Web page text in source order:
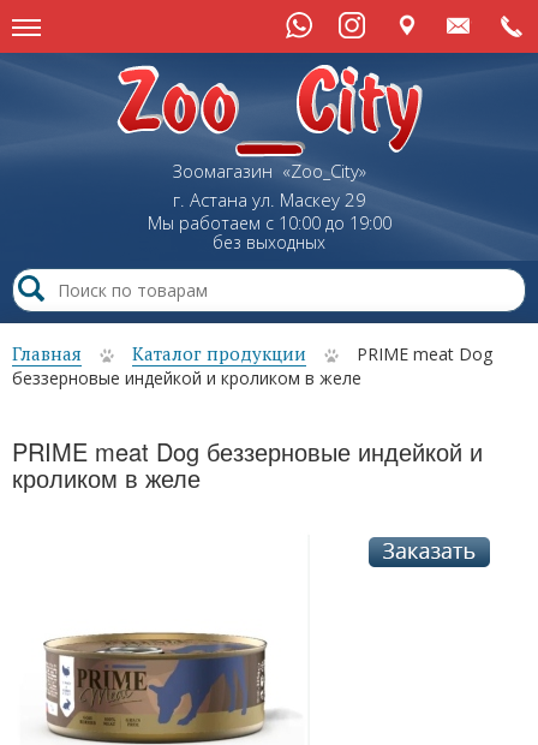
Зоомагазин «Zoo_City»
г. Астана ул. Маскеу29
Мы работаем с 10:00 до 19:00
без выходных
Главная Каталог продукции
PRIME meat Dog
беззерновые индейкой и кроликом в желе
PRIME meat Dog беззерновые индейкой и
кроликом в желе